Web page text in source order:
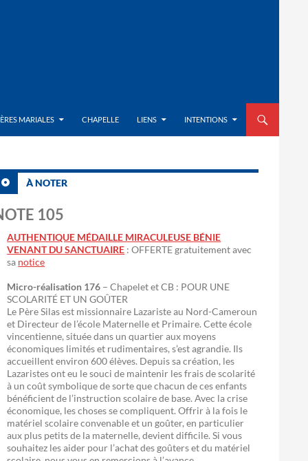
MARIALES
CHAPELLE LIENS INTENTIONS
À NOTER
105
AUTHENTIQUE MÉDAILLE MIRACULEUSE BÉNIE
VENANT DU SANCTUAIRE : OFFERTE gratuitement avec
sa notice
Micro-réalisation 176 – Chapelet et CB : POUR UNE
SCOLARITÉ ET UN GOÛTER
Le Père Silas est missionnaire Lazariste au Nord-Cameroun
et Directeur de l’école Maternelle et Primaire. Cette école
vincentienne, située dans un quartier aux moyens
économiques limités et rudimentaires, s’est agrandie. Ils
accueillent environ 600 élèves. Depuis sa création, les
Lazaristes ont eu le souci de maintenir les frais de scolarité
à un coût symbolique de sorte que chacun de ces enfants
bénéficient de l’instruction scolaire de base. Avec la crise
économique, les choses se compliquent. Offrir à la fois le
matériel scolaire convenable et un goûter, en particulier
aux plus petits de la maternelle, devient difficile. Si vous
souhaitez les aider pour l’achat des goûters et du matériel